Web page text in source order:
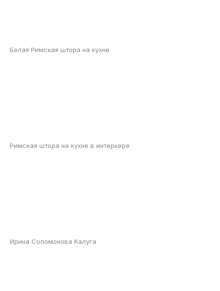
Белая Римская штора на кухне
Римская штора на кухне в интерьере
Ирина Соломонова Калуга